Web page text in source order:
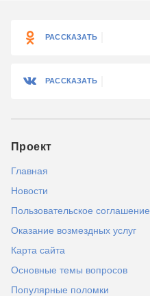
РАССКАЗАТЬ
РАССКАЗАТЬ
Проект
Главная
Новости
Пользовательское соглашение
Оказание возмездных услуг
Карта сайта
Основные темы вопросов
Популярные поломки